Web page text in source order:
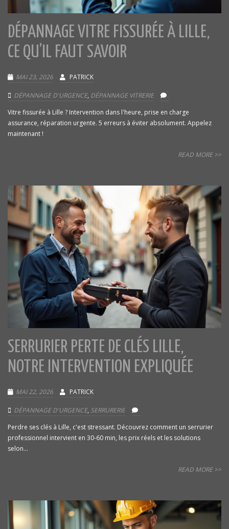
DÉPANNAGE VITRE FISSURÉE À LILLE,
CE QU’IL FAUT SAVOIR
MAI 23, 2026 PATRICK
DÉPANNAGE D'URGENCE, DÉPANNAGE VITRERIE
Vitre fissurée à Lille ? Intervention dans l'heure, prise en charge
assurance, réparation urgente. 5 erreurs à éviter absolument. Appelez
maintenant !
READ MORE >>
SERRURIER PERTE DE CLÉS LILLE,
NOTRE INTERVENTION EXPLIQUÉE
MAI 22, 2026 PATRICK
DÉPANNAGE D'URGENCE, SERRURERIE
Perdre ses clés à Lille, c'est stressant. Découvrez comment un serrurier
professionnel intervient en 30-60 min, les prix réels et les solutions
selon...
READ MORE >>